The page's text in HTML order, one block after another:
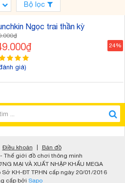
Bộ lọc
Ngọc trai thần kỳ
24%
giá)
Điều khoản
Bản đồ
Thế giới đồ chơi thông minh
MẠI VÀ XUẤT NHẬP KHẨU MEGA
KH-ĐT TP.HN cấp ngày 20/01/2016
cấp bởi Sapo